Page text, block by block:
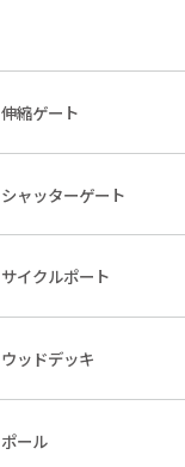
伸縮ゲート
シャッターゲート
サイクルポート
ウッドデッキ
ポール